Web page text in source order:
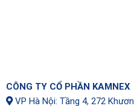
CÔNG TY CỔ PHẦN KAMNEX
VP Hà Nội: Tầng 4, 272